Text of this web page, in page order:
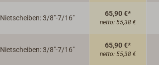
Nietscheiben: 3/8"-7/16"
65,90 €*
netto: 55,38 €
Nietscheiben: 3/8"-7/16"
65,90 €*
netto: 55,38 €